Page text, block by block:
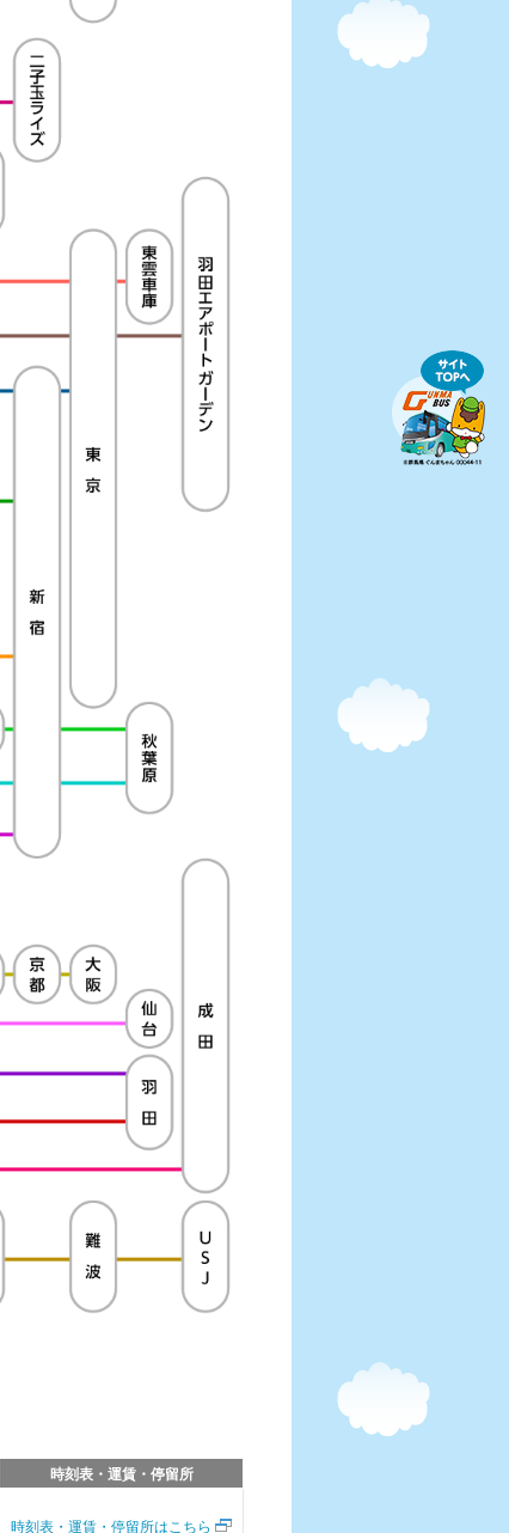
時刻表・運賃・停留所
時刻表・運賃・停留所はこちら